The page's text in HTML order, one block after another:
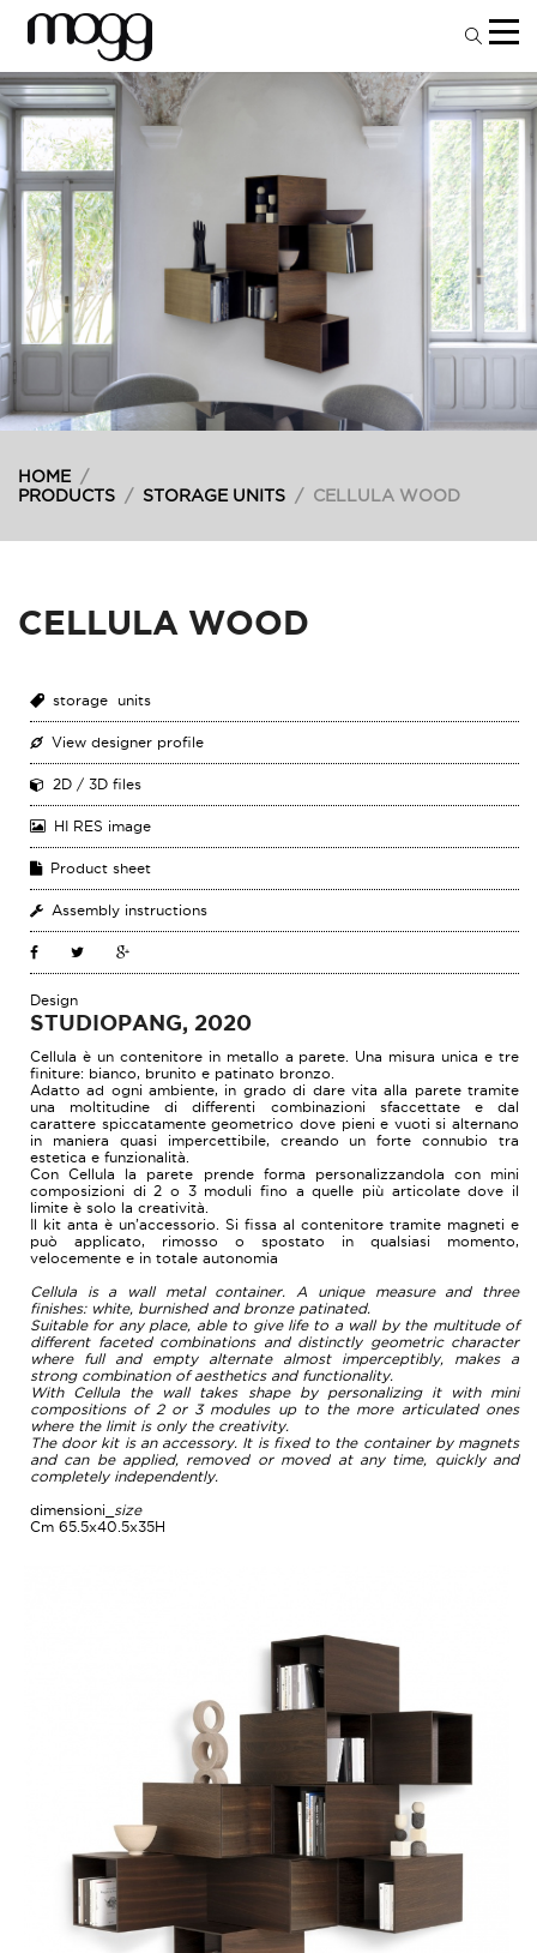
HOME /
PRODUCTS / STORAGE UNITS / CELLULA WOOD
CELLULA WOOD
storage units
View designer profile
2D / 3D files
HI RES image
Product sheet
Assembly instructions
Design
STUDIOPANG, 2020
Cellula è un contenitore in metallo a parete. Una misura unica e tre
finiture: bianco, brunito e patinato bronzo.
Adatto ad ogni ambiente, in grado di dare vita alla parete tramite
una moltitudine di differenti combinazioni sfaccettate e dal
carattere spiccatamente geometrico dove pieni e vuoti si alternano
in maniera quasi impercettibile, creando un forte connubio tra
estetica e funzionalità.
Con Cellula la parete prende forma personalizzandola con mini
composizioni di 2 o 3 moduli fino a quelle più articolate dove il
limite è solo la creatività.
Il kit anta è un’accessorio. Si fissa al contenitore tramite magneti e
può applicato, rimosso o spostato in qualsiasi momento,
velocemente e in totale autonomia
Cellula is a wall metal container. A unique measure and three
finishes: white, burnished and bronze patinated.
Suitable for any place, able to give life to a wall by the multitude of
different faceted combinations and distinctly geometric character
where full and empty alternate almost imperceptibly, makes a
strong combination of aesthetics and functionality.
With Cellula the wall takes shape by personalizing it with mini
compositions of 2 or 3 modules up to the more articulated ones
where the limit is only the creativity.
The door kit is an accessory. It is fixed to the container by magnets
and can be applied, removed or moved at any time, quickly and
completely independently.
dimensioni_ size
Cm 65.5x40.5x35H